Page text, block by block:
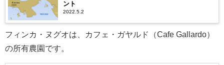
ント
2022.5.2
フィンカ・ヌグオは、カフェ・ガヤルド（Cafe Gallardo）
の所有農園です。